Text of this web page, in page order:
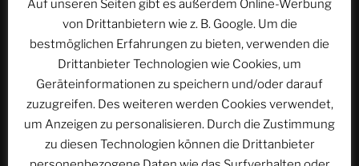
Name*
E-Mail-Adresse*
Auf unseren Seiten gibt es außerdem Online-Werbung
von Drittanbietern wie z. B. Google. Um die
bestmöglichen Erfahrungen zu bieten, verwenden die
Drittanbieter Technologien wie Cookies, um
Geräteinformationen zu speichern und/oder darauf
zuzugreifen. Des weiteren werden Cookies verwendet,
um Anzeigen zu personalisieren. Durch die Zustimmung
zu diesen Technologien können die Drittanbieter